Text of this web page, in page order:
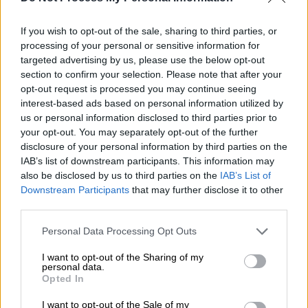
If you wish to opt-out of the sale, sharing to third parties, or
processing of your personal or sensitive information for
targeted advertising by us, please use the below opt-out
section to confirm your selection. Please note that after your
opt-out request is processed you may continue seeing
interest-based ads based on personal information utilized by
us or personal information disclosed to third parties prior to
your opt-out. You may separately opt-out of the further
disclosure of your personal information by third parties on the
IAB’s list of downstream participants. This information may
also be disclosed by us to third parties on the IAB’s List of
Downstream Participants that may further disclose it to other
Please note that this website/app uses one or more Google
not limited to your visit or usage behaviour. You may click to
grant or deny consent to Google and its third-party tags to
use your data for below specified purposes in below Google
consent section.
Personal Data Processing Opt Outs
I want to opt-out of the Sharing of my
personal data.
Opted In
I want to opt-out of the Sale of my
να γυρίσει στα καθήκοντά του και στους
ασθενείς του.
ΟΣίμος Μεταλλίδης, ο αποκαλούμενος από
πολλούς ως ο «Σωτήρης Τσιόδραςτης
Βόρειας Ελλάδας», από την αρχή της
πανδημίας προσφέρει τις υπηρεσίες του
στηνΑ' Παθολογική Κλινική του
νοσοκομείου ΑΧΕΠΑ, όπου νοσηλεύονται
ασθενείς μεCOVID-19 . Όλο αυτό το χρονικό
διάστημα κλήθηκε να αντιμετωπίσει πολλά
βαριά περιστατικά και μάλιστα ήταν αυτός
κορονοϊού στη χώρα μας τον περασμένο
Φεβρουάριο, όταν ακόμα και οι ειδικοί